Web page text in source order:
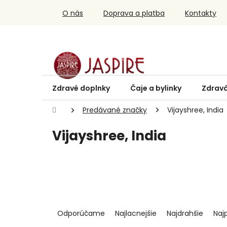
O nás Doprava a platba Kontakty
Zdravé doplnky Čaje a bylinky
DomovPredávané značky Vijayshree, India
Vijayshree, India
aOdporúčame Najlacnejšie Najdrahšie